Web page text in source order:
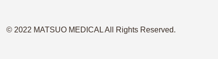
© 2022 MATSUO MEDICAL All Rights Reserved.